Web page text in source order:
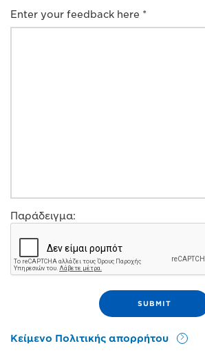
Enter your feedback here *
Παράδειγμα:
Κείμενο Πολιτικής απορρήτου